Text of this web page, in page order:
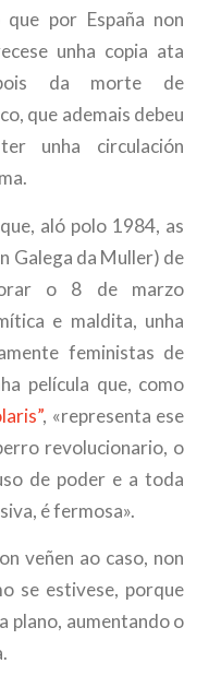
que por España non
unha copia ata
da morte de
que ademais debeu
unha circulación
aló polo 1984, as
Galega da Muller) de
o 8 de marzo
e maldita, unha
feministas de
película que, como
, «representa ese
revolucionario, o
de poder e a toda
é fermosa».
veñen ao caso, non
se estivese, porque
plano, aumentando o